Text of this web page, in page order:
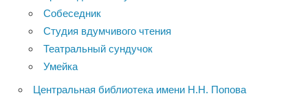
Собеседник
Студия вдумчивого чтения
Театральный сундучок
Умейка
Центральная библиотека имени Н.Н. Попова